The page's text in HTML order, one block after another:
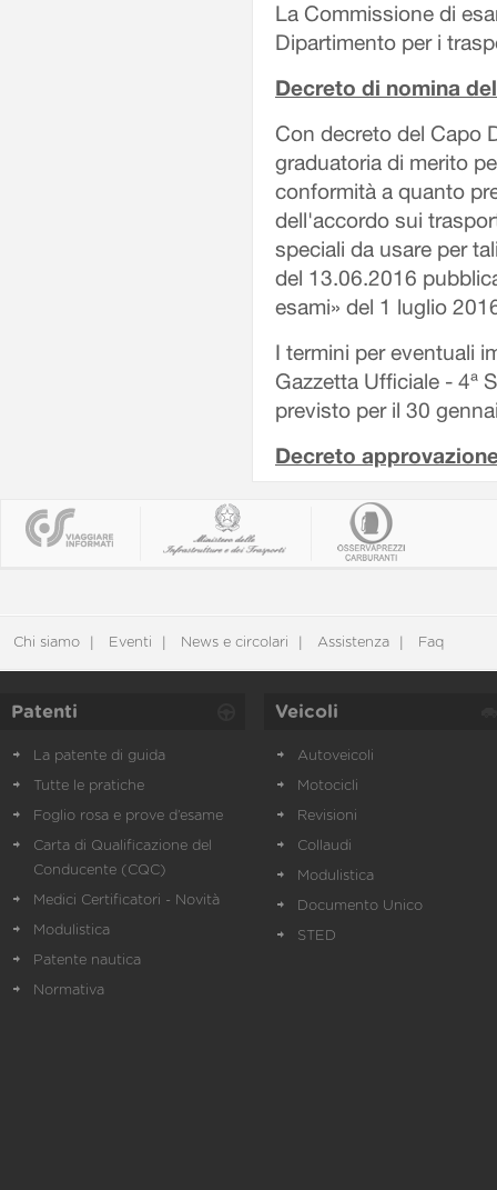
La Commissione di
Dipartimento per i
Decreto di nomina
Con decreto del Capo
graduatoria di merito
conformità a quanto
dell'accordo sui
speciali da usare per
del 13.06.2016
esami» del 1 luglio
I termini per eventuali
Gazzetta Ufficiale - 4ª
previsto per il 30
Decreto
Chi siamo Eventi News e circolari Assistenza Faq
Patenti
La patente di guida
Tutte le pratiche
Foglio rosa e prove d’esame
Carta di Qualificazione del
Conducente (CQC)
Medici Certificatori - Novità
Modulistica
Patente nautica
Normativa
Veicoli
Autoveicoli
Motocicli
Revisioni
Collaudi
Modulistica
Documento Unico
STED